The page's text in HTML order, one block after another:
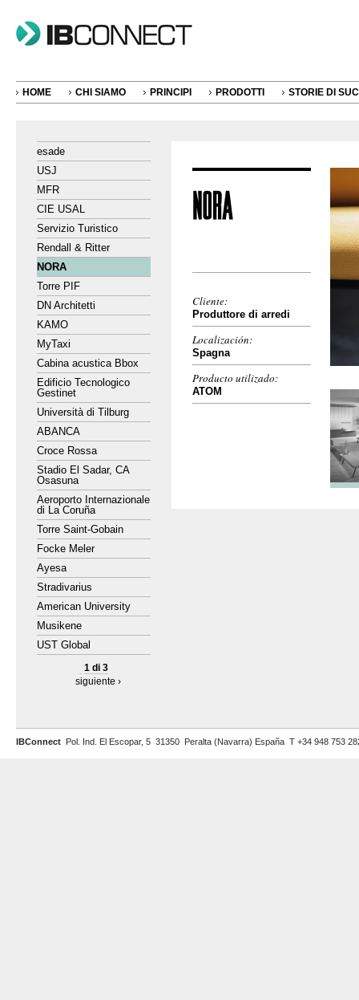
HOME CHI SIAMO PRINCIPI PRODOTTI STORIE DI
esade
USJ
MFR
CIE USAL
Servizio Turistico
Rendall & Ritter
NORA
Torre PIF
DN Architetti
KAMO
MyTaxi
Cabina acustica Bbox
Edificio Tecnologico
Gestinet
Università di Tilburg
ABANCA
Croce Rossa
Stadio El Sadar, CA
Osasuna
Aeroporto Internazionale
di La Coruña
Torre Saint-Gobain
Focke Meler
Ayesa
Stradivarius
American University
Musikene
UST Global
1 di 3
siguiente ›
Cliente:
Produttore di arredi
Localización:
Spagna
Producto utilizado:
ATOM
IBConnect Pol. Ind. El Escopar, 5 31350 Peralta (Navarra) España T +34 948 753